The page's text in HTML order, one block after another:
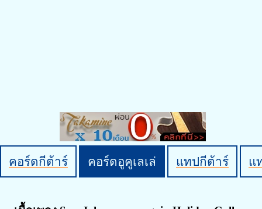
คอร์ดกีต้าร์ คอร์ดอูคูเลเล่ แทปกีต้าร์ แ